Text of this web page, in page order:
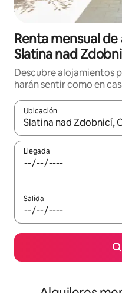
Renta mensual
Slatina nad
Descubre alojamientos
harán sentir como en
Ubicación
Cuando los resultados
Llegada
Salida